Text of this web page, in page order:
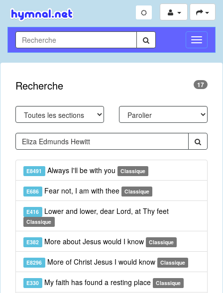
Toggle
Recherche 17
E8491 Always I'll be with you Classique
E686 Fear not, I am with thee Classique
E416 Lower and lower, dear Lord, at Thy feet
Classique
E382 More about Jesus would I know Classique
E8296 More of Christ Jesus I would know Classique
E330 My faith has found a resting place Classique